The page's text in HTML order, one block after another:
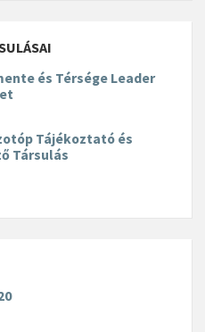
és Térsége Leader
Tájékoztató és
Társulás